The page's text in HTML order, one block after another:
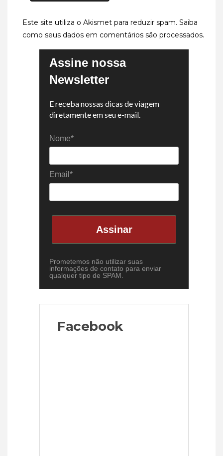
Este site utiliza o Akismet para reduzir spam. Saiba
como seus dados em comentários são processados.
Assine nossa
Newsletter
E receba nossas dicas de viagem
diretamente em seu e-mail.
Nome*
Email*
Assinar
Prometemos não utilizar suas
informações de contato para enviar
qualquer tipo de SPAM.
Facebook